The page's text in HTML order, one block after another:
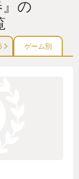
の
ゲーム別